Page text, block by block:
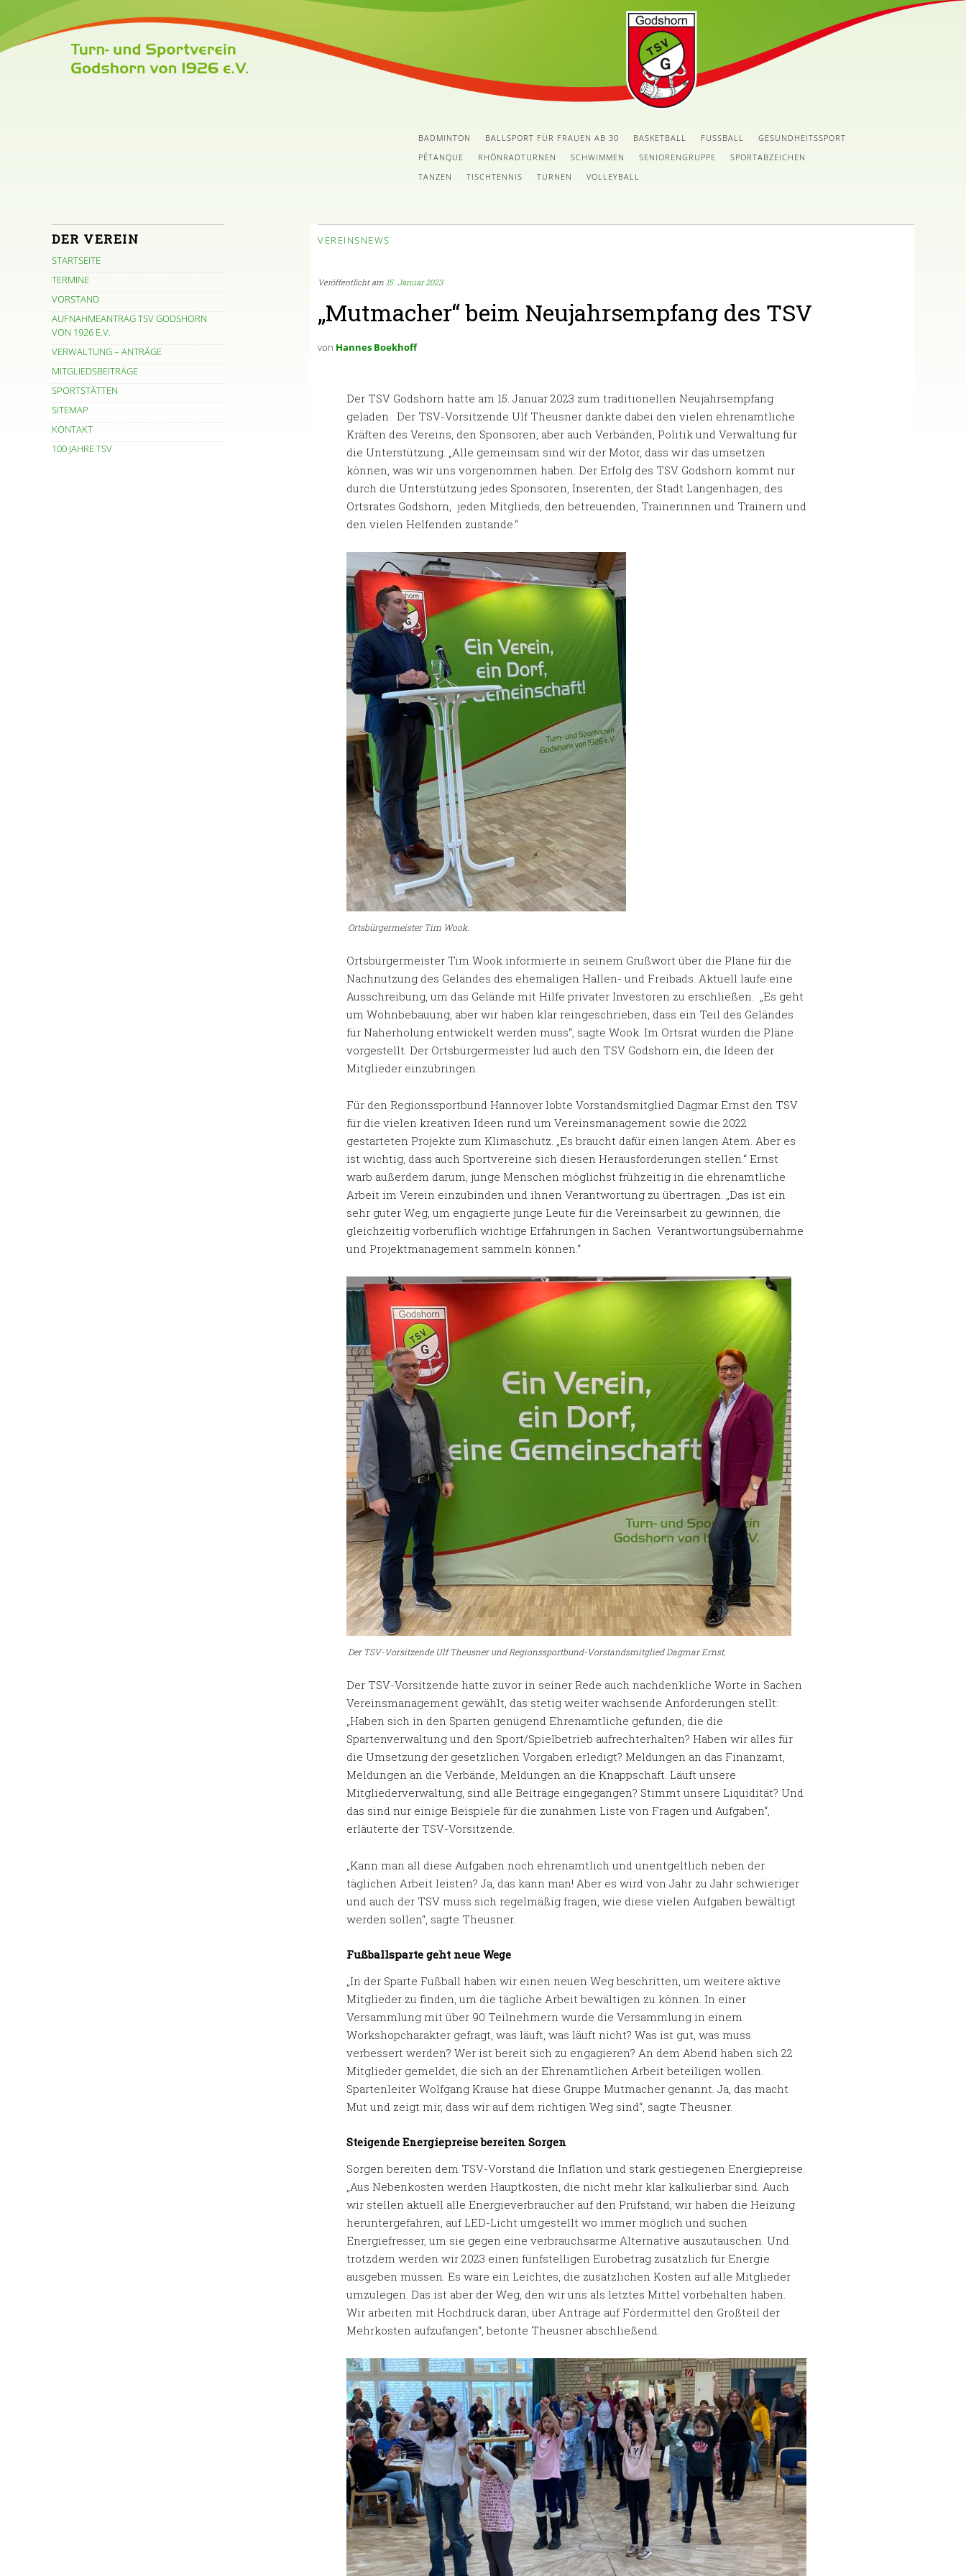
BADMINTON BALLSPORT FÜR FRAUEN AB 30 BASKETBALL FUSSBALL
GESUNDHEITSSPORT
PÉTANQUE
RHÖNRADTURNEN SCHWIMMEN SENIORENGRUPPE
SPORTABZEICHEN
TANZEN
TISCHTENNIS TURNEN VOLLEYBALL
VEREINSNEWS
Veröffentlicht am 15. Januar 2023
„Mutmacher“ beim Neujahrsempfang des TSV
von Hannes Boekhoff
Der TSV Godshorn hatte am 15. Januar 2023 zum traditionellen Neujahrsempfang
geladen. Der TSV-Vorsitzende Ulf Theusner dankte dabei den vielen ehrenamtliche
Kräften des Vereins, den Sponsoren, aber auch Verbänden, Politik und Verwaltung für
die Unterstützung. „Alle gemeinsam sind wir der Motor, dass wir das umsetzen
können, was wir uns vorgenommen haben. Der Erfolg des TSV Godshorn kommt nur
durch die Unterstützung jedes Sponsoren, Inserenten, der Stadt Langenhagen, des
Ortsrates Godshorn, jeden Mitglieds, den betreuenden, Trainerinnen und Trainern und
den vielen Helfenden zustande.“
Ortsbürgermeister Tim Wook.
Ortsbürgermeister Tim Wook informierte in seinem Grußwort über die Pläne für die
Nachnutzung des Geländes des ehemaligen Hallen- und Freibads. Aktuell laufe eine
Ausschreibung, um das Gelände mit Hilfe privater Investoren zu erschließen. „Es geht
um Wohnbebauung, aber wir haben klar reingeschrieben, dass ein Teil des Geländes
für Naherholung entwickelt werden muss“, sagte Wook. Im Ortsrat würden die Pläne
vorgestellt. Der Ortsbürgermeister lud auch den TSV Godshorn ein, die Ideen der
Mitglieder einzubringen.
Für den Regionssportbund Hannover lobte Vorstandsmitglied Dagmar Ernst den TSV
für die vielen kreativen Ideen rund um Vereinsmanagement sowie die 2022
gestarteten Projekte zum Klimaschutz. „Es braucht dafür einen langen Atem. Aber es
ist wichtig, dass auch Sportvereine sich diesen Herausforderungen stellen.“ Ernst
warb außerdem darum, junge Menschen möglichst frühzeitig in die ehrenamtliche
Arbeit im Verein einzubinden und ihnen Verantwortung zu übertragen. „Das ist ein
sehr guter Weg, um engagierte junge Leute für die Vereinsarbeit zu gewinnen, die
gleichzeitig vorberuflich wichtige Erfahrungen in Sachen Verantwortungsübernahme
und Projektmanagement sammeln können.“
Der TSV-Vorsitzende Ulf Theusner und Regionssportbund-Vorstandsmitglied Dagmar Ernst,
Der TSV-Vorsitzende hatte zuvor in seiner Rede auch nachdenkliche Worte in Sachen
Vereinsmanagement gewählt, das stetig weiter wachsende Anforderungen stellt:
„Haben sich in den Sparten genügend Ehrenamtliche gefunden, die die
Spartenverwaltung und den Sport/Spielbetrieb aufrechterhalten? Haben wir alles für
die Umsetzung der gesetzlichen Vorgaben erledigt? Meldungen an das Finanzamt,
Meldungen an die Verbände, Meldungen an die Knappschaft. Läuft unsere
Mitgliederverwaltung, sind alle Beiträge eingegangen? Stimmt unsere Liquidität? Und
das sind nur einige Beispiele für die zunahmen Liste von Fragen und Aufgaben“,
erläuterte der TSV-Vorsitzende.
„Kann man all diese Aufgaben noch ehrenamtlich und unentgeltlich neben der
täglichen Arbeit leisten? Ja, das kann man! Aber es wird von Jahr zu Jahr schwieriger
und auch der TSV muss sich regelmäßig fragen, wie diese vielen Aufgaben bewältigt
werden sollen“, sagte Theusner.
Fußballsparte geht neue Wege
„In der Sparte Fußball haben wir einen neuen Weg beschritten, um weitere aktive
Mitglieder zu finden, um die tägliche Arbeit bewältigen zu können. In einer
Versammlung mit über 90 Teilnehmern wurde die Versammlung in einem
Workshopcharakter gefragt, was läuft, was läuft nicht? Was ist gut, was muss
verbessert werden? Wer ist bereit sich zu engagieren? An dem Abend haben sich 22
Mitglieder gemeldet, die sich an der Ehrenamtlichen Arbeit beteiligen wollen.
Spartenleiter Wolfgang Krause hat diese Gruppe Mutmacher genannt. Ja, das macht
Mut und zeigt mir, dass wir auf dem richtigen Weg sind“, sagte Theusner.
Steigende Energiepreise bereiten Sorgen
Sorgen bereiten dem TSV-Vorstand die Inflation und stark gestiegenen Energiepreise.
„Aus Nebenkosten werden Hauptkosten, die nicht mehr klar kalkulierbar sind. Auch
wir stellen aktuell alle Energieverbraucher auf den Prüfstand, wir haben die Heizung
heruntergefahren, auf LED-Licht umgestellt wo immer möglich und suchen
Energiefresser, um sie gegen eine verbrauchsarme Alternative auszutauschen. Und
trotzdem werden wir 2023 einen fünfstelligen Eurobetrag zusätzlich für Energie
ausgeben müssen. Es wäre ein Leichtes, die zusätzlichen Kosten auf alle Mitglieder
umzulegen. Das ist aber der Weg, den wir uns als letztes Mittel vorbehalten haben.
Wir arbeiten mit Hochdruck daran, über Anträge auf Fördermittel den Großteil der
Mehrkosten aufzufangen“, betonte Theusner abschließend.
DER VEREIN
STARTSEITE
TERMINE
VORSTAND
AUFNAHMEANTRAG TSV GODSHORN
VON 1926 E.V.
VERWALTUNG – ANTRÄGE
MITGLIEDSBEITRÄGE
SPORTSTÄTTEN
SITEMAP
KONTAKT
100 JAHRE TSV